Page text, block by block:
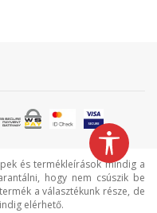
és termékleírások mindig a
hogy nem csúszik be
a választékunk része, de
elérhető.